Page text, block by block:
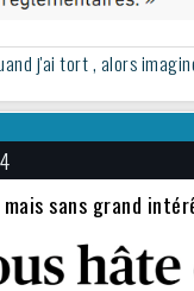
j'ai tort , alors
sans grand